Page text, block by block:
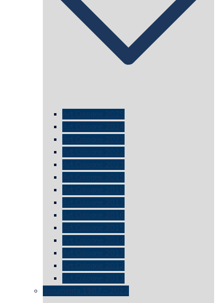
Art Cologne 2025
Art Cologne 2024
Art Cologne 2023
Art Cologne 2022
Art Cologne 2021
Art Cologne 2019
Art Cologne 2018
Art Cologne 2017
Art Cologne 2016
Art Cologne 2015
Art Cologne 2014
Art Cologne 2013
Art Cologne 2012
Art Cologne 2011
documenta 1987 – 2022